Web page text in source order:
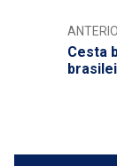
Cesta